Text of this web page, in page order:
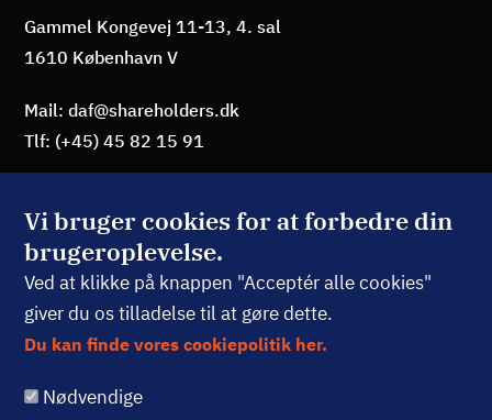
Vi bruger cookies for at forbedre din
brugeroplevelse.
Ved at klikke på knappen "Acceptér alle cookies"
giver du os tilladelse til at gøre dette.
Du kan finde vores cookiepolitik her.
Nødvendige
Gammel Kongevej 11-13, 4. sal
1610 København V
Mail: daf@shareholders.dk
Tlf: (+45) 45 82 15 91
BLIV MEDLEM
TILMELD NYHEDSBREV